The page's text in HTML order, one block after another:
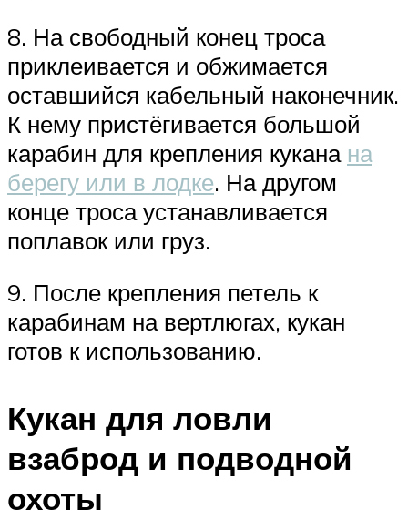
8. На свободный конец троса
приклеивается и обжимается
оставшийся кабельный наконечник.
К нему пристёгивается большой
карабин для крепления кукана на
берегу или в лодке. На другом
конце троса устанавливается
поплавок или груз.
9. После крепления петель к
карабинам на вертлюгах, кукан
готов к использованию.
Кукан для ловли
взаброд и подводной
охоты